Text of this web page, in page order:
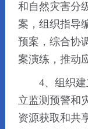
和自然灾害分
案，组织指导
预案，综合协
案演练，推动
4、组织
立监测预警和
资源获取和共